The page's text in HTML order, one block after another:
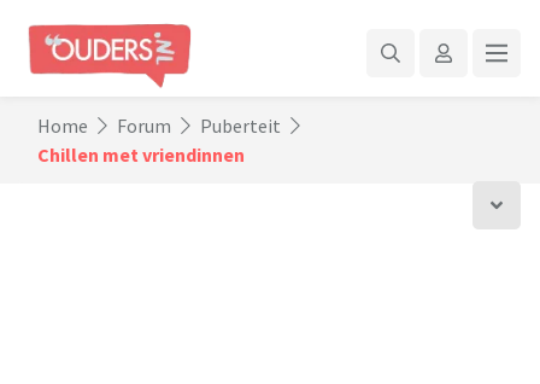
Home Forum
Puberteit
Chillen met vriendinnen